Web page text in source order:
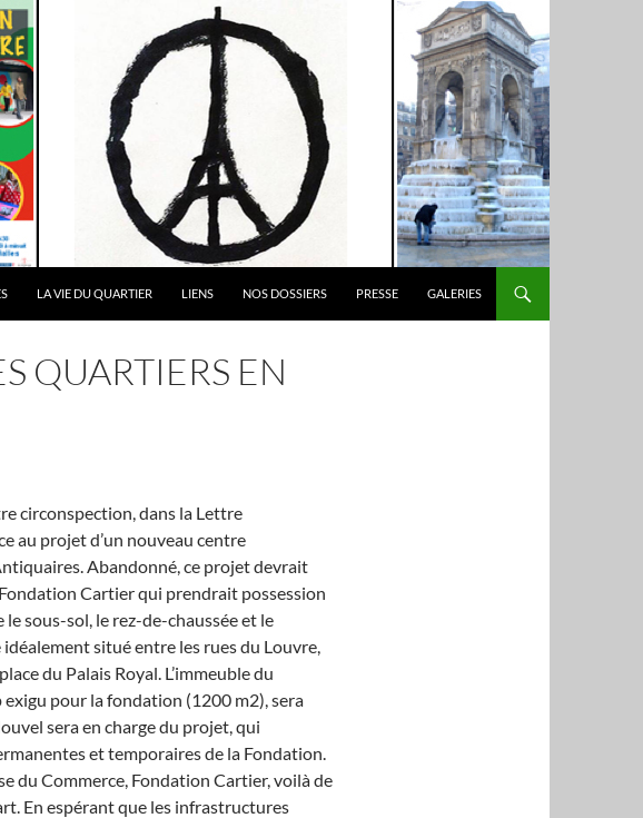
LA VIE DU QUARTIER LIENS NOS DOSSIERS PRESSE GALERIES
QUARTIERS EN
circonspection, dans la Lettre
au projet d’un nouveau centre
Abandonné, ce projet devrait
Fondation Cartier qui prendrait possession
sous-sol, le rez-de-chaussée et le
idéalement situé entre les rues du Louvre,
du Palais Royal. L’immeuble du
pour la fondation (1200 m2), sera
sera en charge du projet, qui
et temporaires de la Fondation.
du Commerce, Fondation Cartier, voilà de
En espérant que les infrastructures